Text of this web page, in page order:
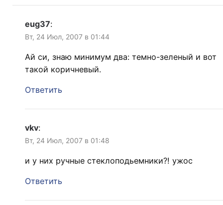
eug37:
Вт, 24 Июл, 2007 в 01:44
Ай си, знаю минимум два: темно-зеленый и вот
такой коричневый.
Ответить
vkv:
Вт, 24 Июл, 2007 в 01:48
и у них ручные стеклоподьемники?! ужос
Ответить